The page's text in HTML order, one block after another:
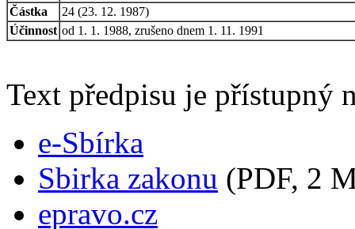
Částka
24 (23. 12. 1987)
Účinnost od 1. 1. 1988, zrušeno dnem 1. 11. 1991
Text předpisu je přístupný
e-Sbírka
Sbirka zakonu (PDF, 2
epravo.cz